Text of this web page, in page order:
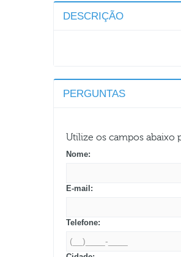
DESCRIÇÃO
PERGUNTAS
Utilize os campos abaixo
Nome:
E-mail:
Telefone: